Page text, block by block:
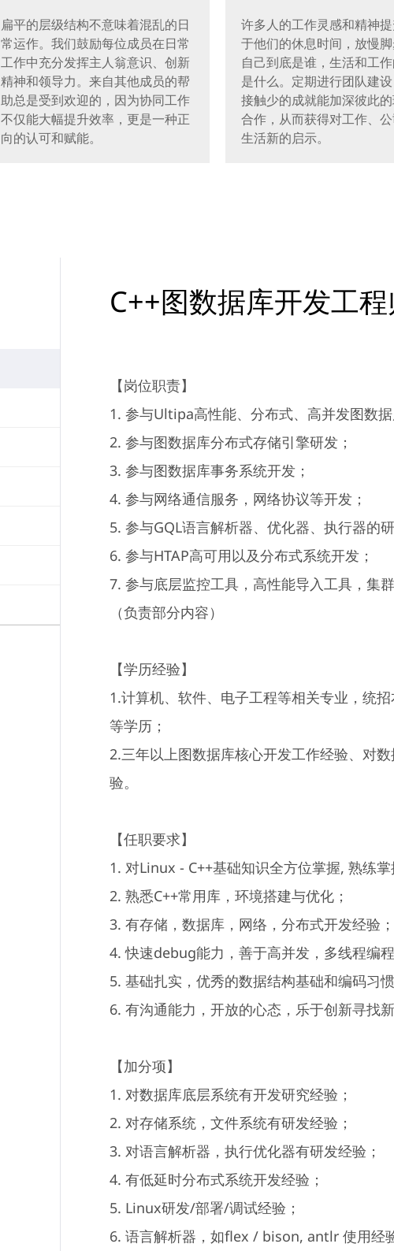
扁平的层级结构不意味着混乱的日
常运作。我们鼓励每位成员在日常
工作中充分发挥主人翁意识、创新
精神和领导力。来自其他成员的帮
助总是受到欢迎的，因为协同工作
不仅能大幅提升效率，更是一种正
向的认可和赋能。
许多人的工作灵感和精神
于他们的休息时间，放慢
自己到底是谁，生活和工
是什么。定期进行团队建
接触少的成就能加深彼此
合作，从而获得对工作、
生活新的启示。
C++图数据库开发工
【岗位职责】
1. 参与Ultipa高性能、分布式、高并发图数据
2. 参与图数据库分布式存储引擎研发；
3. 参与图数据库事务系统开发；
4. 参与网络通信服务，网络协议等开发；
5. 参与GQL语言解析器、优化器、执行器的研
6. 参与HTAP高可用以及分布式系统开发；
7. 参与底层监控工具，高性能导入工具，集
（负责部分内容）
【学历经验】
1.计算机、软件、电子工程等相关专业，统
等学历；
2.三年以上图数据库核心开发工作经验、对
验。
【任职要求】
1. 对Linux - C++基础知识全方位掌握, 熟练
2. 熟悉C++常用库，环境搭建与优化；
3. 有存储，数据库，网络，分布式开发经验；
4. 快速debug能力，善于高并发，多线程编程
5. 基础扎实，优秀的数据结构基础和编码习
6. 有沟通能力，开放的心态，乐于创新寻找新
【加分项】
1. 对数据库底层系统有开发研究经验；
2. 对存储系统，文件系统有研发经验；
3. 对语言解析器，执行优化器有研发经验；
4. 有低延时分布式系统开发经验；
5. Linux研发/部署/调试经验；
6. 语言解析器，如flex / bison, antlr 使用经